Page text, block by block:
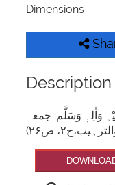
Dimensions
Description
وَاٰلِہٖ وَسَلَّم: جمعہ
ص۲۶)